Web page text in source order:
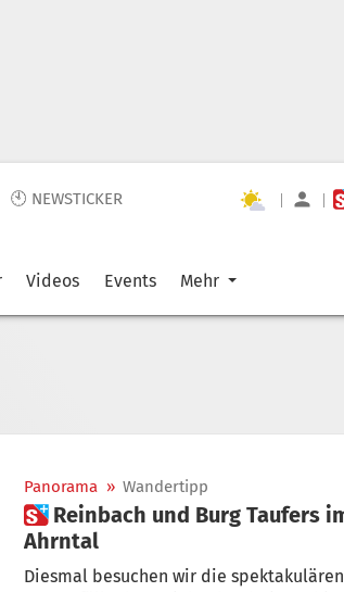
🕙 NEWSTICKER | |
Videos Events Mehr
Panorama » Wandertipp
 Reinbach und Burg Taufers im
Ahrntal
Diesmal besuchen wir die spektakulären